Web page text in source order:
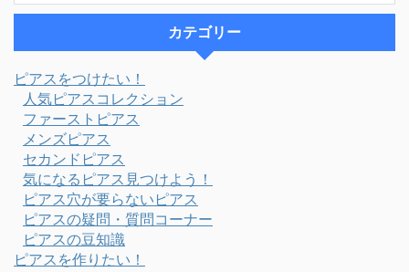
カテゴリー
ピアスをつけたい！
人気ピアスコレクション
ファーストピアス
メンズピアス
セカンドピアス
気になるピアス見つけよう！
ピアス穴が要らないピアス
ピアスの疑問・質問コーナー
ピアスの豆知識
ピアスを作りたい！